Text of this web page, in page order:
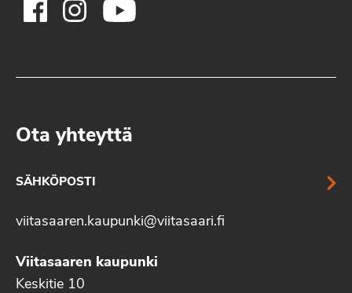
Ota yhteyttä
SÄHKÖPOSTI
viitasaaren.kaupunki@viitasaari.fi
Viitasaaren kaupunki
Keskitie 10